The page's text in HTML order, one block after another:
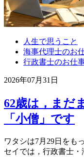
人生で思うこと
海事代理士のお
行政書士のお仕
2026年07月31日
62歳は，まだ
「小僧」です
ワタシは7月29日をも
セイでは，行政書士